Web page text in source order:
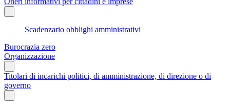
Scadenzario obblighi amministrativi
Burocrazia zero
Organizzazione
Titolari di incarichi politici, di amministrazione, di direzione o di
governo